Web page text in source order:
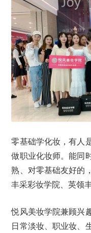
零基础学化妆，有人
做职业化妆师。能同
熟、对零基础友好的
丰采彩妆学院、英领
悦风美妆学院兼顾兴
日常淡妆、职业妆、